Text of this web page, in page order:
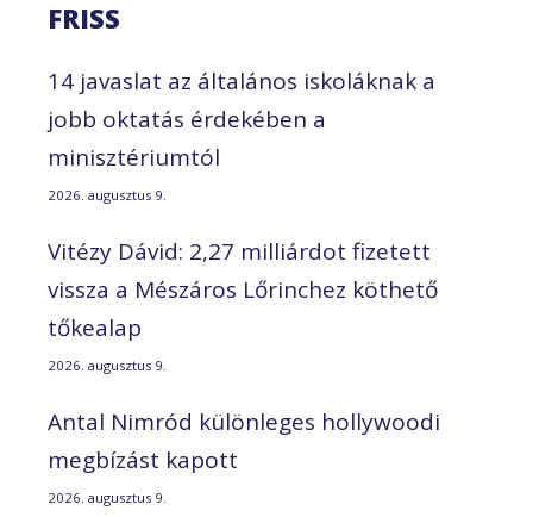
FRISS
14 javaslat az általános iskoláknak a
jobb oktatás érdekében a
minisztériumtól
2026. augusztus 9.
Vitézy Dávid: 2,27 milliárdot fizetett
vissza a Mészáros Lőrinchez köthető
tőkealap
2026. augusztus 9.
Antal Nimród különleges hollywoodi
megbízást kapott
2026. augusztus 9.